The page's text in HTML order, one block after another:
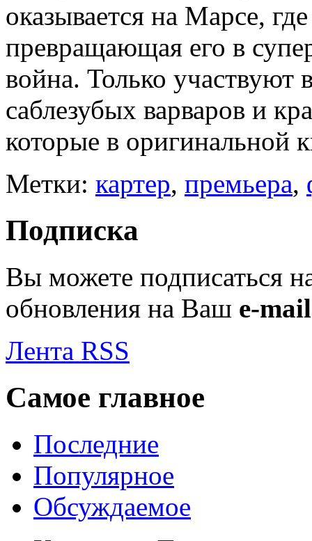
оказывается на Марсе,
превращающая его в
война. Только участвуют
саблезубых варваров и
которые в оригинальной
Метки: картер, премьера,
Подписка
Вы можете подписаться
обновления на Ваш e-mail
Лента RSS
Самое главное
Последние
Популярное
Обсуждаемое